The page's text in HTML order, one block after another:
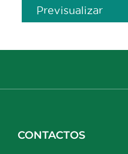
Previsualizar
CONTACTOS